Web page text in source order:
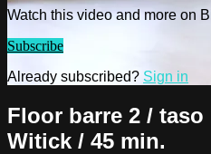
Watch this video and more on
Subscribe
Already subscribed? Sign in
Floor barre 2 / taso
Witick / 45 min.